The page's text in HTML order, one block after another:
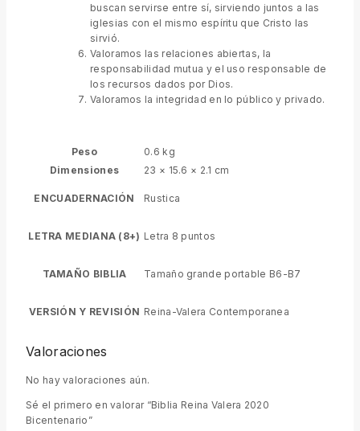
buscan servirse entre sí, sirviendo juntos a las
iglesias con el mismo espíritu que Cristo las
sirvió.
Valoramos las relaciones abiertas, la
responsabilidad mutua y el uso responsable de
los recursos dados por Dios.
Valoramos la integridad en lo público y privado.
Peso
0.6 kg
Dimensiones
23 × 15.6 × 2.1 cm
ENCUADERNACIÓN Rustica
LETRA MEDIANA (8+) Letra 8 puntos
TAMAÑO BIBLIA Tamaño grande portable B6-B7
VERSIÓN Y REVISIÓN Reina-Valera Contemporanea
Valoraciones
No hay valoraciones aún.
Sé el primero en valorar “Biblia Reina Valera 2020
Bicentenario”